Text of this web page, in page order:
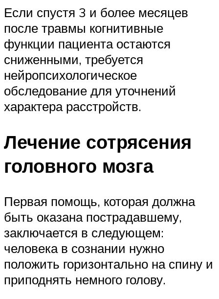
Если спустя 3 и более месяцев
после травмы когнитивные
функции пациента остаются
сниженными, требуется
нейропсихологическое
обследование для уточнений
характера расстройств.
Лечение сотрясения
головного мозга
Первая помощь, которая должна
быть оказана пострадавшему,
заключается в следующем:
человека в сознании нужно
положить горизонтально на спину и
приподнять немного голову.